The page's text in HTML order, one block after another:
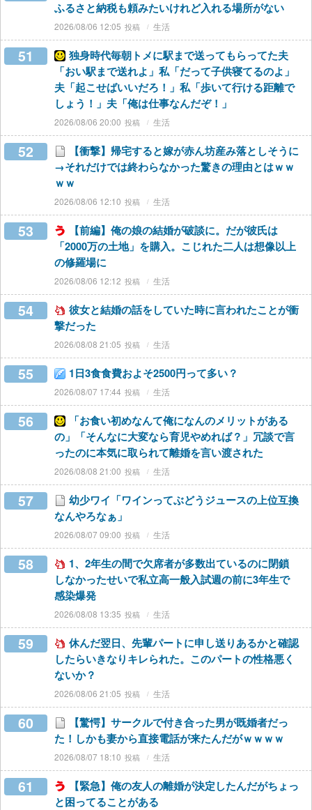
ふるさと納税も頼みたいけれど入れる場所がない
2026/08/06 12:05 生活
51
独身時代毎朝トメに駅まで送ってもらってた夫
「おい駅まで送れよ」私「だって子供寝てるのよ」
夫「起こせばいいだろ！」私「歩いて行ける距離で
しょう！」夫「俺は仕事なんだぞ！」
2026/08/06 20:00 生活
52
【衝撃】帰宅すると嫁が赤ん坊産み落としそうに
→それだけでは終わらなかった驚きの理由とはｗｗ
ｗｗ
2026/08/06 12:10 生活
53
【前編】俺の娘の結婚が破談に。だが彼氏は
「2000万の土地」を購入。こじれた二人は想像以上
の修羅場に
2026/08/06 12:12 生活
54
彼女と結婚の話をしていた時に言われたことが衝
撃だった
2026/08/08 21:05 生活
55 1日3食食費およそ2500円って多い？
2026/08/07 17:44 生活
56
「お食い初めなんて俺になんのメリットがある
の」「そんなに大変なら育児やめれば？」冗談で言
ったのに本気に取られて離婚を言い渡された
2026/08/08 21:00 生活
57
幼少ワイ「ワインってぶどうジュースの上位互換
なんやろなぁ」
2026/08/07 09:00 生活
58
1、2年生の間で欠席者が多数出ているのに閉鎖
しなかったせいで私立高一般入試週の前に3年生で
感染爆発
2026/08/08 13:35 生活
59
休んだ翌日、先輩パートに申し送りあるかと確認
したらいきなりキレられた。このパートの性格悪く
ないか？
2026/08/06 21:05 生活
60
【驚愕】サークルで付き合った男が既婚者だっ
た！しかも妻から直接電話が来たんだがｗｗｗｗ
2026/08/07 18:10 生活
61
【緊急】俺の友人の離婚が決定したんだがちょっ
と困ってることがある